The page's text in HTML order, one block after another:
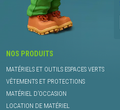
NOS PRODUITS
MATÉRIELS ET OUTILS ESPACES VERTS
VÊTEMENTS ET PROTECTIONS
MATÉRIEL D’OCCASION
LOCATION DE MATÉRIEL